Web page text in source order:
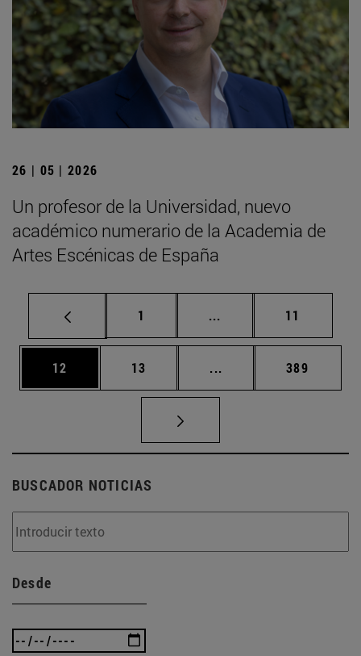
26 | 05 | 2026
Un profesor de la Universidad, nuevo
académico numerario de la Academia de
Artes Escénicas de España
Página
1 ... Páginas intermedias
Página
11
Página
12 Página
13 ... Páginas intermedias
Página
389
BUSCADOR NOTICIAS
Desde